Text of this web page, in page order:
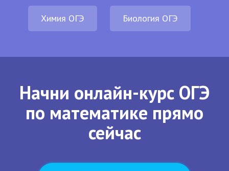
Химия ОГЭ Биология ОГЭ
Начни онлайн-курс ОГЭ
по математике прямо
сейчас